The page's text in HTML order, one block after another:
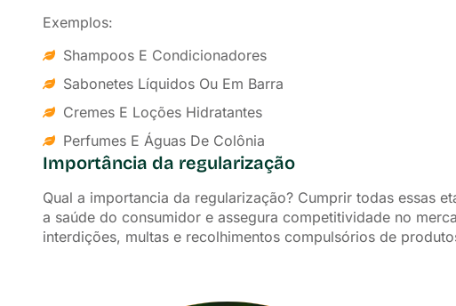
Exemplos:
Shampoos E Condicionadores
Sabonetes Líquidos Ou Em Barra
Cremes E Loções Hidratantes
Perfumes E Águas De Colônia
Importância da regularização
Qual a importancia da regularização? Cumprir todas essas
a saúde do consumidor e assegura competitividade no
interdições, multas e recolhimentos compulsórios de